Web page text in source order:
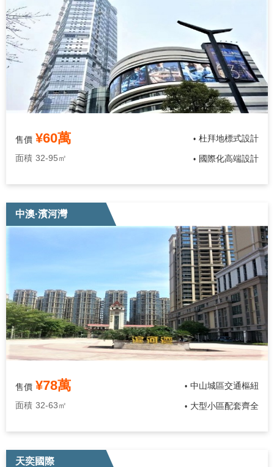
售價 ¥60萬
面積 32-95㎡
• 杜拜地標式設計
• 國際化高端設計
中澳·濱河灣
售價 ¥78萬
面積 32-63㎡
• 中山城區交通樞紐
• 大型小區配套齊全
天奕國際